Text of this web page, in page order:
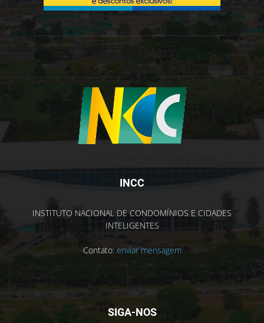
INCC
INSTITUTO NACIONAL DE CONDOMÍNIOS E CIDADES
INTELIGENTES
Contato: enviar mensagem
SIGA-NOS